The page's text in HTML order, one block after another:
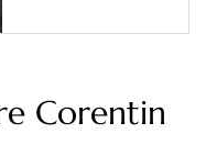
Corentin